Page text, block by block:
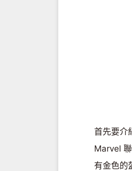
首先要介
Marvel
有金色的